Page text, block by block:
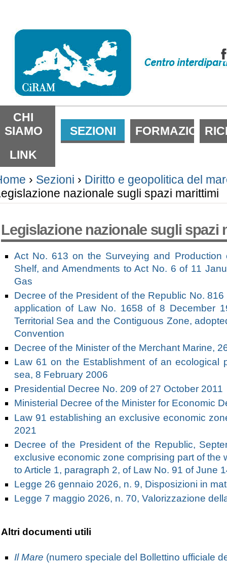
CHI
SIAMO
SEZIONI FORMAZIONE
LINK
› Sezioni › Diritto e geopolitica del
nazionale sugli spazi marittimi
Legislazione nazionale sugli spazi
Act No. 613 on the Surveying and
Shelf, and Amendments to Act No. 6 of 11
Gas
Decree of the President of the Republic No.
application of Law No. 1658 of 8 December
Territorial Sea and the Contiguous Zone,
Convention
Decree of the Minister of the Merchant Marine,
Law 61 on the Establishment of an ecological
sea, 8 February 2006
Presidential Decree No. 209 of 27 October 2011
Ministerial Decree of the Minister for Economic
Law 91 establishing an exclusive economic
2021
Decree of the President of the Republic,
exclusive economic zone comprising part of the
to Article 1, paragraph 2, of Law No. 91 of June
Legge 26 gennaio 2026, n. 9, Disposizioni in
Legge 7 maggio 2026, n. 70, Valorizzazione
Altri documenti utili
Il Mare (numero speciale del Bollettino ufficiale